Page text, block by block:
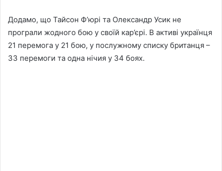
Додамо, що Тайсон Ф’юрі та Олександр Усик не
програли жодного бою у своїй кар’єрі. В активі українця
21 перемога у 21 бою, у послужному списку британця –
33 перемоги та одна нічия у 34 боях.